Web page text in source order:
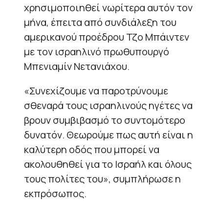
χρησιμοποιηθεί νωρίτερα αυτόν τον
μήνα, έπειτα από συνδιάλεξη του
αμερικανού προέδρου Τζο Μπάιντεν
με τον ισραηλινό πρωθυπουργό
Μπενιαμίν Νετανιάχου.
«Συνεχίζουμε να παροτρύνουμε
σθεναρά τους ισραηλινούς ηγέτες να
βρουν συμβιβασμό το συντομότερο
δυνατόν. Θεωρούμε πως αυτή είναι η
καλύτερη οδός που μπορεί να
ακολουθηθεί για το Ισραήλ και όλους
τους πολίτες του», συμπλήρωσε η
εκπρόσωπος.